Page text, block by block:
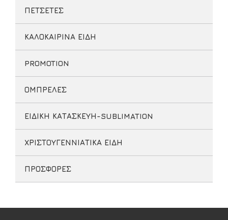
ΠΕΤΣΕΤΕΣ
ΚΑΛΟΚΑΙΡΙΝΑ ΕΙΔΗ
PROMOTION
ΟΜΠΡΕΛΕΣ
ΕΙΔΙΚΗ ΚΑΤΑΣΚΕΥΗ-SUBLIMATION
ΧΡΙΣΤΟΥΓΕΝΝΙΑΤΙΚΑ ΕΙΔΗ
ΠΡΟΣΦΟΡΕΣ